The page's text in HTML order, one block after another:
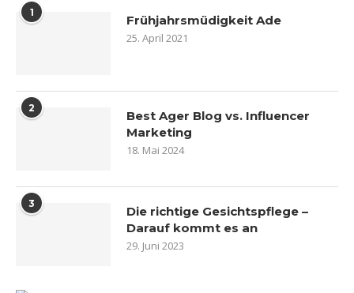
1 Frühjahrsmüdigkeit Ade
25. April 2021
2
Best Ager Blog vs. Influencer
Marketing
18. Mai 2024
3
Die richtige Gesichtspflege –
Darauf kommt es an
29. Juni 2023